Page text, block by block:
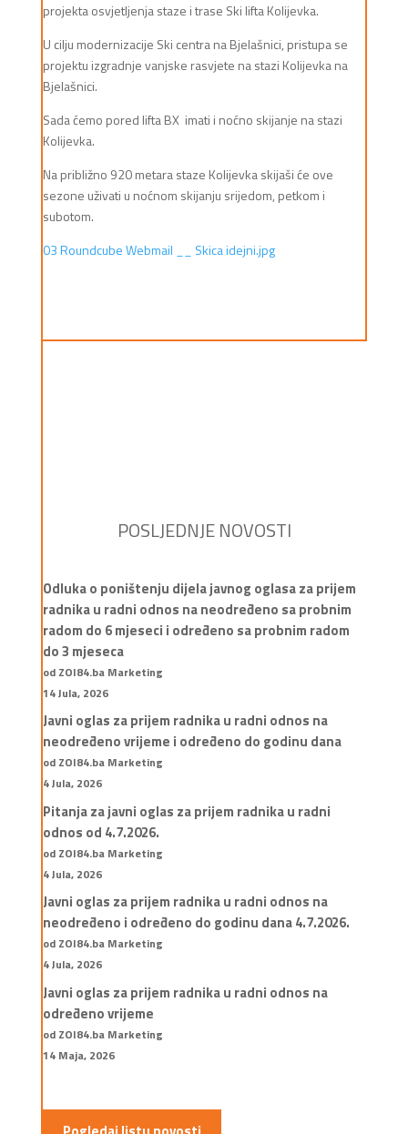
projekta osvjetljenja staze i trase Ski lifta Kolijevka.
U cilju modernizacije Ski centra na Bjelašnici, pristupa se
projektu izgradnje vanjske rasvjete na stazi Kolijevka na
Bjelašnici.
Sada ćemo pored lifta BX imati i noćno skijanje na stazi
Kolijevka.
Na približno 920 metara staze Kolijevka skijaši će ove
sezone uživati u noćnom skijanju srijedom, petkom i
subotom.
03 Roundcube Webmail __ Skica idejni.jpg
POSLJEDNJE NOVOSTI
Odluka o poništenju dijela javnog oglasa za prijem
radnika u radni odnos na neodređeno sa probnim
radom do 6 mjeseci i određeno sa probnim radom
do 3 mjeseca
od ZOI84.ba Marketing
14 Jula, 2026
Javni oglas za prijem radnika u radni odnos na
neodređeno vrijeme i određeno do godinu dana
od ZOI84.ba Marketing
4 Jula, 2026
Pitanja za javni oglas za prijem radnika u radni
odnos od 4.7.2026.
od ZOI84.ba Marketing
4 Jula, 2026
Javni oglas za prijem radnika u radni odnos na
neodređeno i određeno do godinu dana 4.7.2026.
od ZOI84.ba Marketing
4 Jula, 2026
Javni oglas za prijem radnika u radni odnos na
određeno vrijeme
od ZOI84.ba Marketing
14 Maja, 2026